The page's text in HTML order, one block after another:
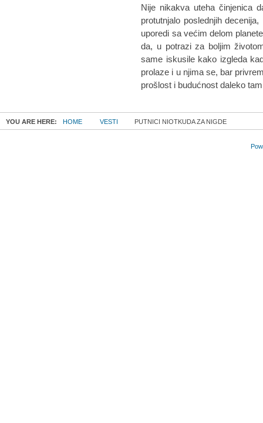
Nije nikakva uteha činjenica
protutnjalo poslednjih
uporedi sa većim delom
da, u potrazi za boljim
same iskusile kako izgleda
prolaze i u njima se, bar
prošlost i budućnost daleko
YOU ARE HERE: HOME VESTI PUTNICI NIOTKUDA ZA NIGDE